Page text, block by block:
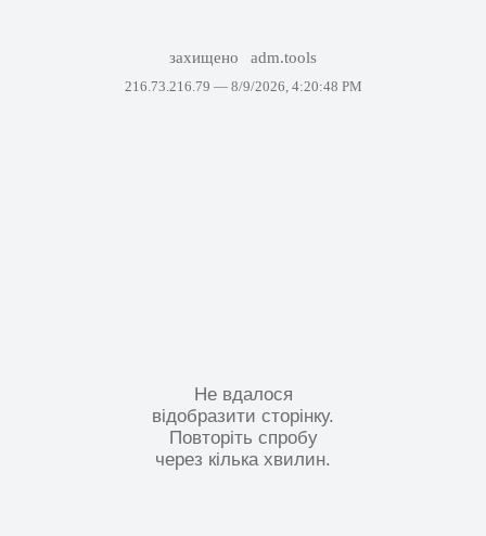
захищено adm.tools
216.73.216.79 — 8/9/2026, 4:20:48 PM
Не вдалося
відобразити сторінку.
Повторіть спробу
через кілька хвилин.